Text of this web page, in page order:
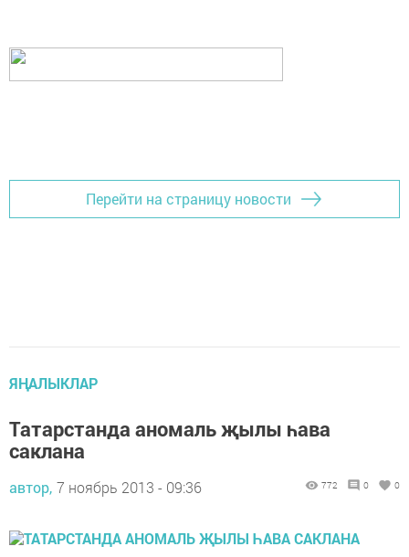
Перейти на страницу новости
ЯҢАЛЫКЛАР
Татарстанда аномаль җылы һава
саклана
автор, 7 ноябрь 2013 - 09:36 772 0 0